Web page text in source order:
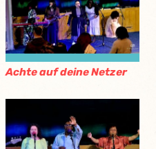
Achte auf deine Netzer